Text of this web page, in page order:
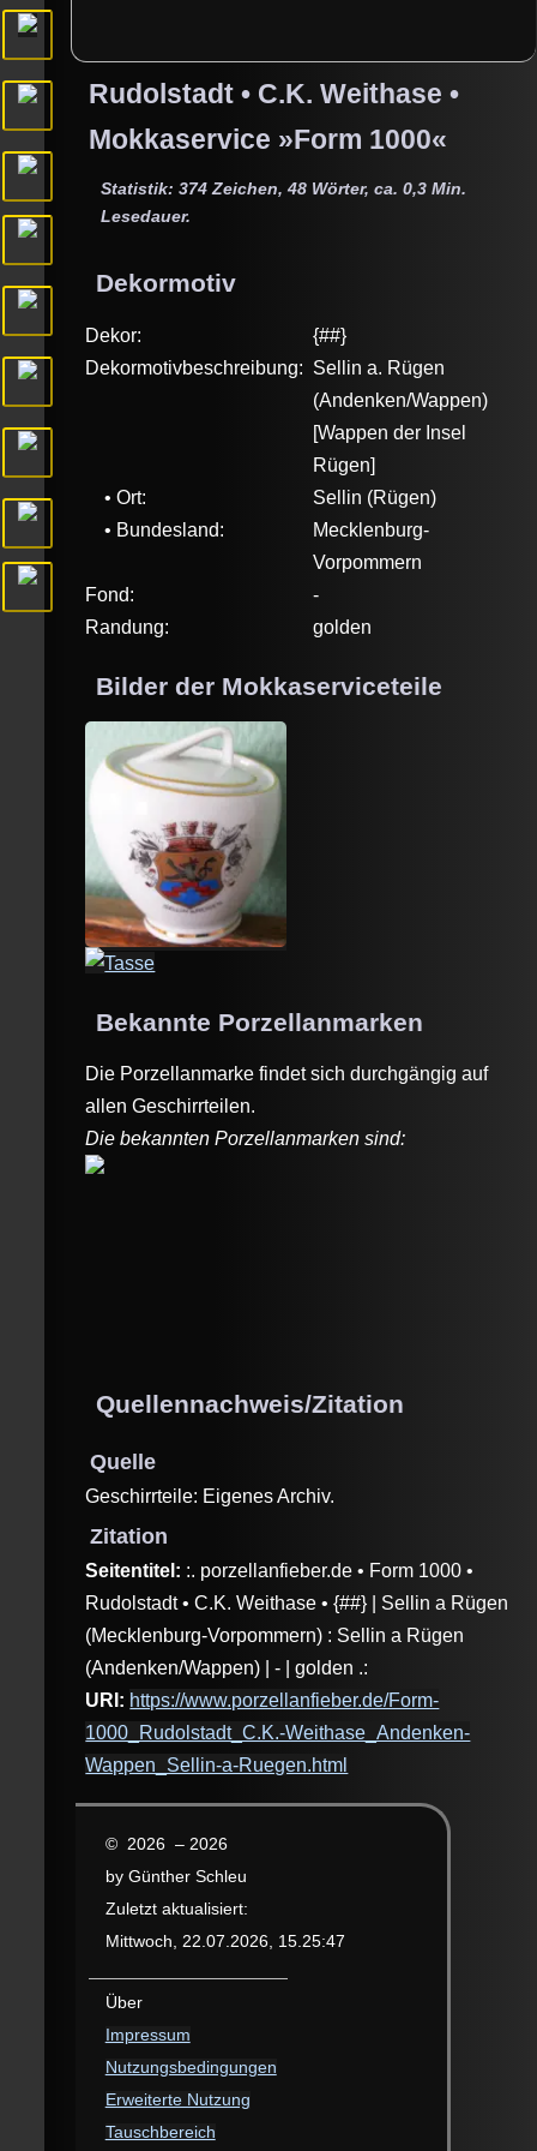
Rudolstadt • C.K. Weithase •
Mokkaservice »Form 1000«
Statistik: 374 Zeichen, 48 Wörter, ca. 0,3 Min.
Lesedauer.
Dekormotiv
Dekor:
{##}
Dekormotivbeschreibung: Sellin a. Rügen
(Andenken/Wappen)
[Wappen der Insel
Rügen]
• Ort:
Sellin (Rügen)
• Bundesland:
Mecklenburg-
Vorpommern
Fond:
-
Randung:
golden
Bilder der Mokkaserviceteile
Bekannte Porzellanmarken
Die Porzellanmarke findet sich durchgängig auf
allen Geschirrteilen.
Die bekannten Porzellanmarken sind:
Quellennachweis/Zitation
Quelle
Geschirrteile: Eigenes Archiv.
Zitation
Seitentitel: :. porzellanfieber.de • Form 1000 •
Rudolstadt • C.K. Weithase • {##} | Sellin a Rügen
(Mecklenburg-Vorpommern) : Sellin a Rügen
(Andenken/Wappen) | - | golden .:
URI: https://www.porzellanfieber.de/Form-
1000_Rudolstadt_C.K.-Weithase_Andenken-
Wappen_Sellin-a-Ruegen.html
© 2026 – 2026
by Günther Schleu
Zuletzt aktualisiert:
Mittwoch, 22.07.2026, 15.25:47
Über
Impressum
Nutzungsbedingungen
Erweiterte Nutzung
Tauschbereich